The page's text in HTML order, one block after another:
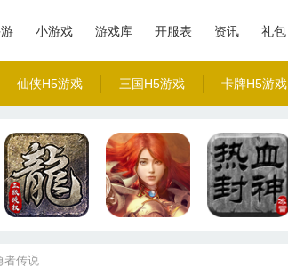
仙侠H5游戏 三国H5游戏 卡牌H5游戏
小游戏 游戏库 开服表 资讯 礼包
者传说